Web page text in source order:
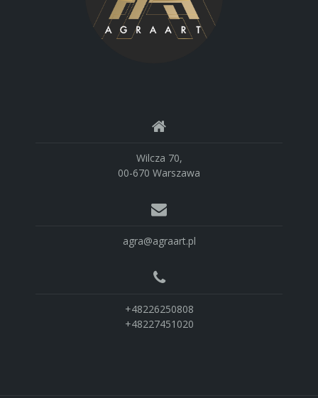
Wilcza 70,
00-670 Warszawa
agra@agraart.pl
+48226250808
+48227451020